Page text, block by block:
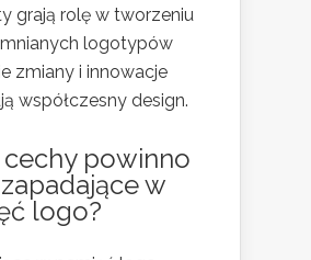
grają rolę w tworzeniu
logotypów
zmiany i innowacje
współczesny design.
cechy powinno
w
logo?